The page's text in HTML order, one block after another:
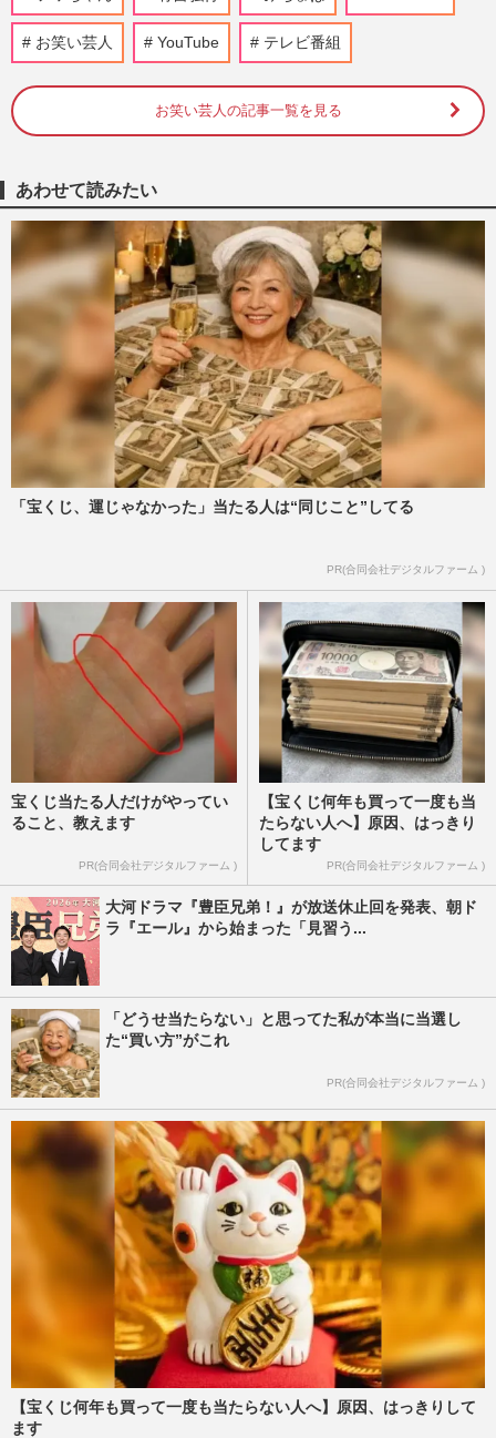
入り禁止”にされて「わかる気がする」の
声、狙うはフワちゃんのポ…
【フワちゃんプロレス】川島明・有吉弘行
が指摘！『帰った芸能人』への苦言と社長
週刊女性PRIME
やす子『呼び出し先生タナカ』でのKEY
TO LIT・猪狩蒼弥への“不適切発言”が炎
上、ファンの逆鱗に触れるも…
週刊女性PRIME 2025/12/9
フワちゃんの“プロレス再デビュー”に立ち
込める暗雲…人気絶頂時に明かしたどうし
ても出来ないこと
週刊女性PRIME
フワちゃんが選んだ『スターダム』プロレ
お笑い芸人 YouTube テレビ番組
お笑い芸人の記事一覧を見る
あわせて読みたい
「宝くじ、運じゃなかった」当たる人は“同じこと”してる
PR(合同会社デジタルファーム )
宝くじ当たる人だけがやってい
ること、教えます
PR(合同会社デジタルファーム )
【宝くじ何年も買って一度も当
たらない人へ】原因、はっきり
してます
PR(合同会社デジタルファーム )
大河ドラマ『豊臣兄弟！』が放送休止回を発表、朝ド
ラ『エール』から始まった「見習う...
「どうせ当たらない」と思ってた私が本当に当選し
た“買い方”がこれ
PR(合同会社デジタルファーム )
【宝くじ何年も買って一度も当たらない人へ】原因、はっきりして
ます